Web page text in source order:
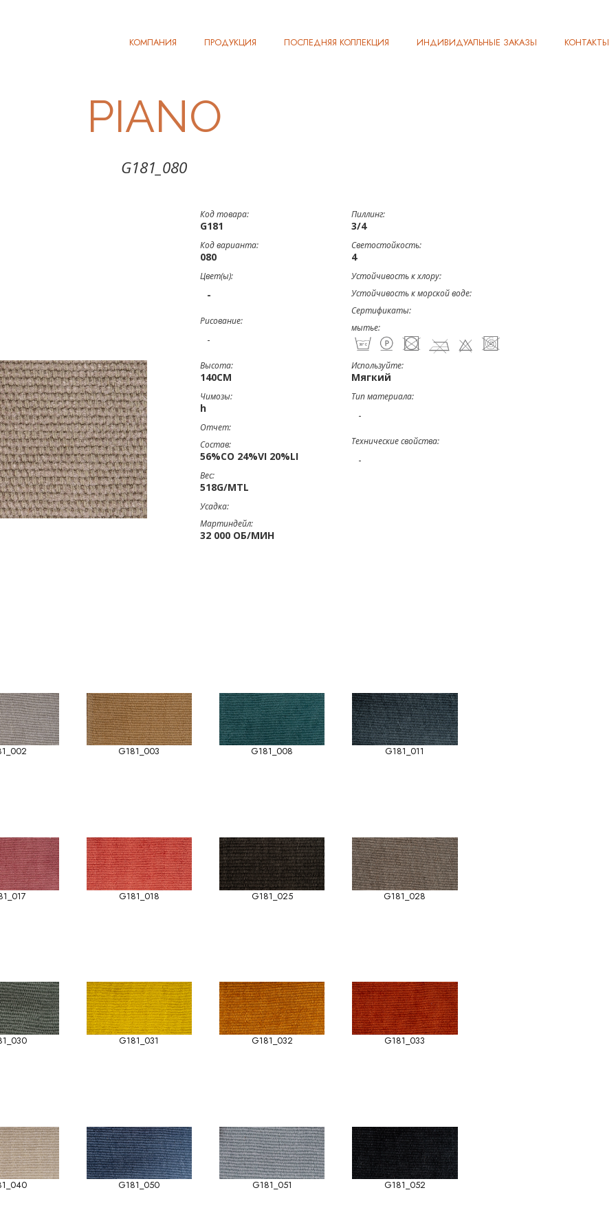
КОМПАНИЯ ПРОДУКЦИЯ ПОСЛЕДНЯЯ КОЛЛЕКЦИЯ ИНДИВИДУАЛЬНЫЕ ЗАКАЗЫ КОНТАКТЫ
PIANO
G181_080
Код товара:
G181
Код варианта:
080
Цвет(ы):
-
Рисование:
-
Высота:
140CM
Чимозы:
h
Отчет:
Состав:
56%CO 24%VI 20%LI
Вес:
518G/MTL
Усадка:
Мартиндейл:
32 000 ОБ/МИН
Пиллинг:
3/4
Светостойкость:
4
Устойчивость к хлору:
Устойчивость к морской воде:
Сертификаты:
мытье:
Используйте:
Мягкий
Тип материала:
-
Технические свойства:
-
G181_003 G181_008 G181_011
G181_018 G181_025 G181_028
G181_031 G181_032 G181_033
G181_050 G181_051 G181_052